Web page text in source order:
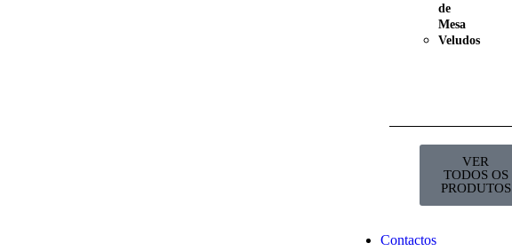
de
Mesa
Veludos
VER
TODOS OS
PRODUTOS
Contactos